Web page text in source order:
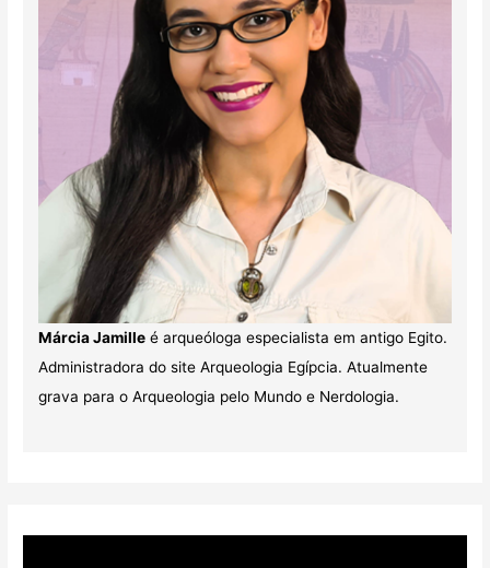
Márcia Jamilleé arqueóloga especialista em antigo Egito.
Administradora do site Arqueologia Egípcia. Atualmente
grava para o Arqueologia pelo Mundo e Nerdologia.